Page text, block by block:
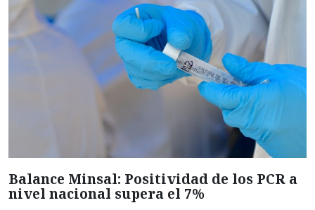
Balance Minsal: Positividad de los PCR a
nivel nacional supera el 7%